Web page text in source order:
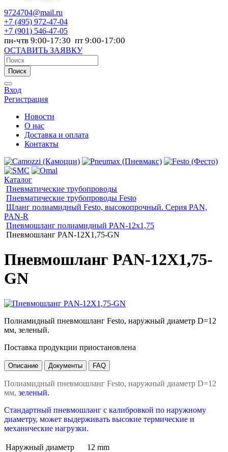
9724704@mail.ru
+7 (495) 972-47-04
+7 (901) 546-47-05
пн-чтв 9:00-17:30 пт 9:00-17:00
ОСТАВИТЬ ЗАЯВКУ
Поиск
Вход
Регистрация
Новости
О нас
Доставка и оплата
Контакты
Каталог
Пневматические трубопроводы
Пневматические трубопроводы Festo
Шланг полиамидный Festo, высокопрочный. Серия PAN,
PAN-R
Пневмошланг полиамидный PAN-12x1,75
Пневмошланг PAN-12X1,75-GN
Пневмошланг PAN-12X1,75-
GN
Полиамидный пневмошланг Festo, наружный диаметр D=12
мм, зеленый.
Поставка продукции приостановлена
Описание Документы FAQ
Полиамидный пневмошланг Festo, наружный диаметр D=12
мм, зеленый.
Стандартный пневмошланг с калибровкой по наружному
диаметру, может выдерживать высокие термические и
механические нагрузки.
Наружный диаметр
12 mm